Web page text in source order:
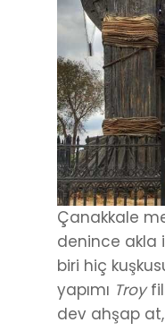
Çanakkale
denince akla
biri hiç
yapımı Troy
dev ahşap